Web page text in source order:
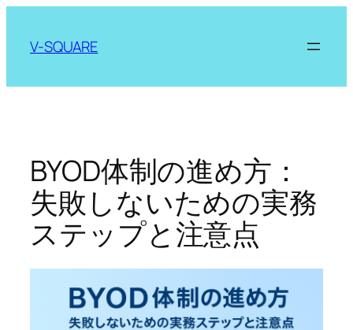
キ
V-SQUARE
BYOD体制の進め方：
失敗しないための実務
ステップと注意点